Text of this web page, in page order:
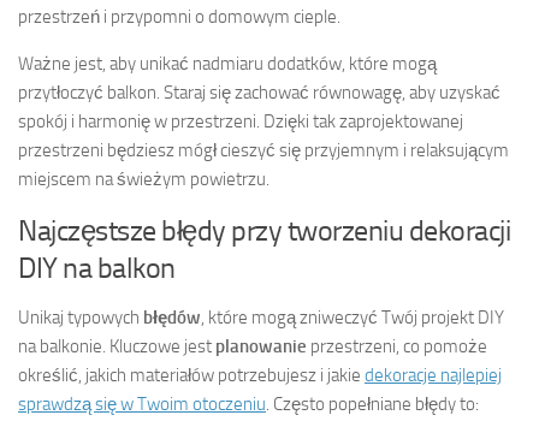
przestrzeń i przypomni o domowym cieple.
Ważne jest, aby unikać nadmiaru dodatków, które mogą
przytłoczyć balkon. Staraj się zachować równowagę, aby uzyskać
spokój i harmonię w przestrzeni. Dzięki tak zaprojektowanej
przestrzeni będziesz mógł cieszyć się przyjemnym i relaksującym
miejscem na świeżym powietrzu.
Najczęstsze błędy przy tworzeniu dekoracji
DIY na balkon
Unikaj typowych błędów , które mogą zniweczyć Twój projekt DIY
na balkonie. Kluczowe jest planowanie przestrzeni, co pomoże
określić, jakich materiałów potrzebujesz i jakie dekoracje najlepiej
sprawdzą się w Twoim otoczeniu . Często popełniane błędy to: